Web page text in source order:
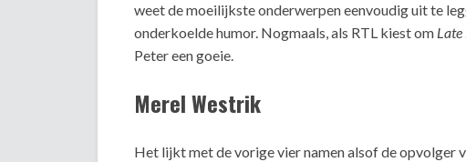
weet de moeilijkste onderwerpen eenvoudig uit te
onderkoelde humor. Nogmaals, als RTL kiest om
Peter een goeie.
Merel Westrik
Het lijkt met de vorige vier namen alsof de opvolger